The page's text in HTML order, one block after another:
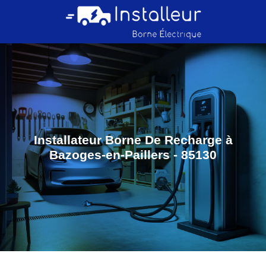
Installateur Borne De Recharge à
Bazoges-en-Paillers - 85130